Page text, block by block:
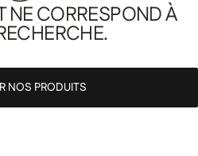
NE CORRESPOND À
NOS PRODUITS